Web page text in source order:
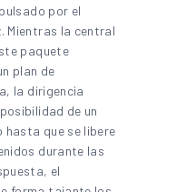
por el
Mientras la central
paquete
plan de
la dirigencia
de un
hasta que se libere
durante las
el